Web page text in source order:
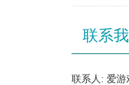
联系
联系人: 爱